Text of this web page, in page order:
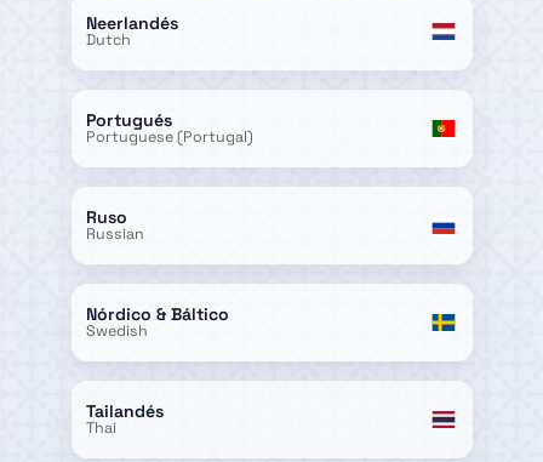
Neerlandés
Dutch
Portugués
Portuguese (Portugal)
Ruso
Russian
Nórdico & Báltico
Swedish
Tailandés
Thai